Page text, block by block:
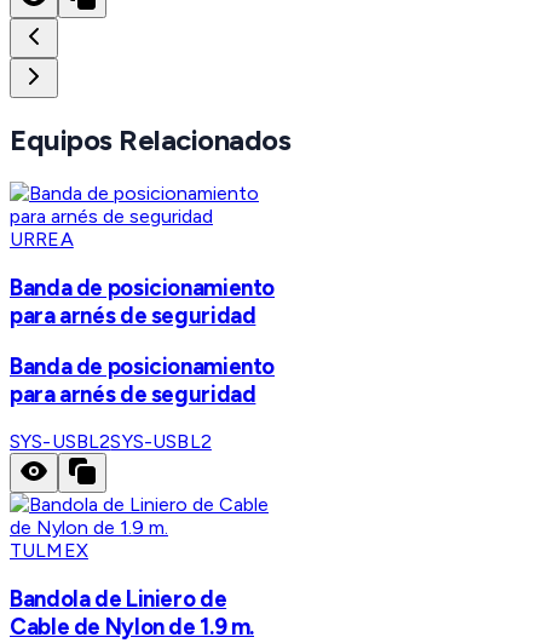
Equipos Relacionados
URREA
Banda de posicionamiento
para arnés de seguridad
Banda de posicionamiento
para arnés de seguridad
SYS-USBL2SYS-USBL2
TULMEX
Bandola de Liniero de
Cable de Nylon de 1.9 m.